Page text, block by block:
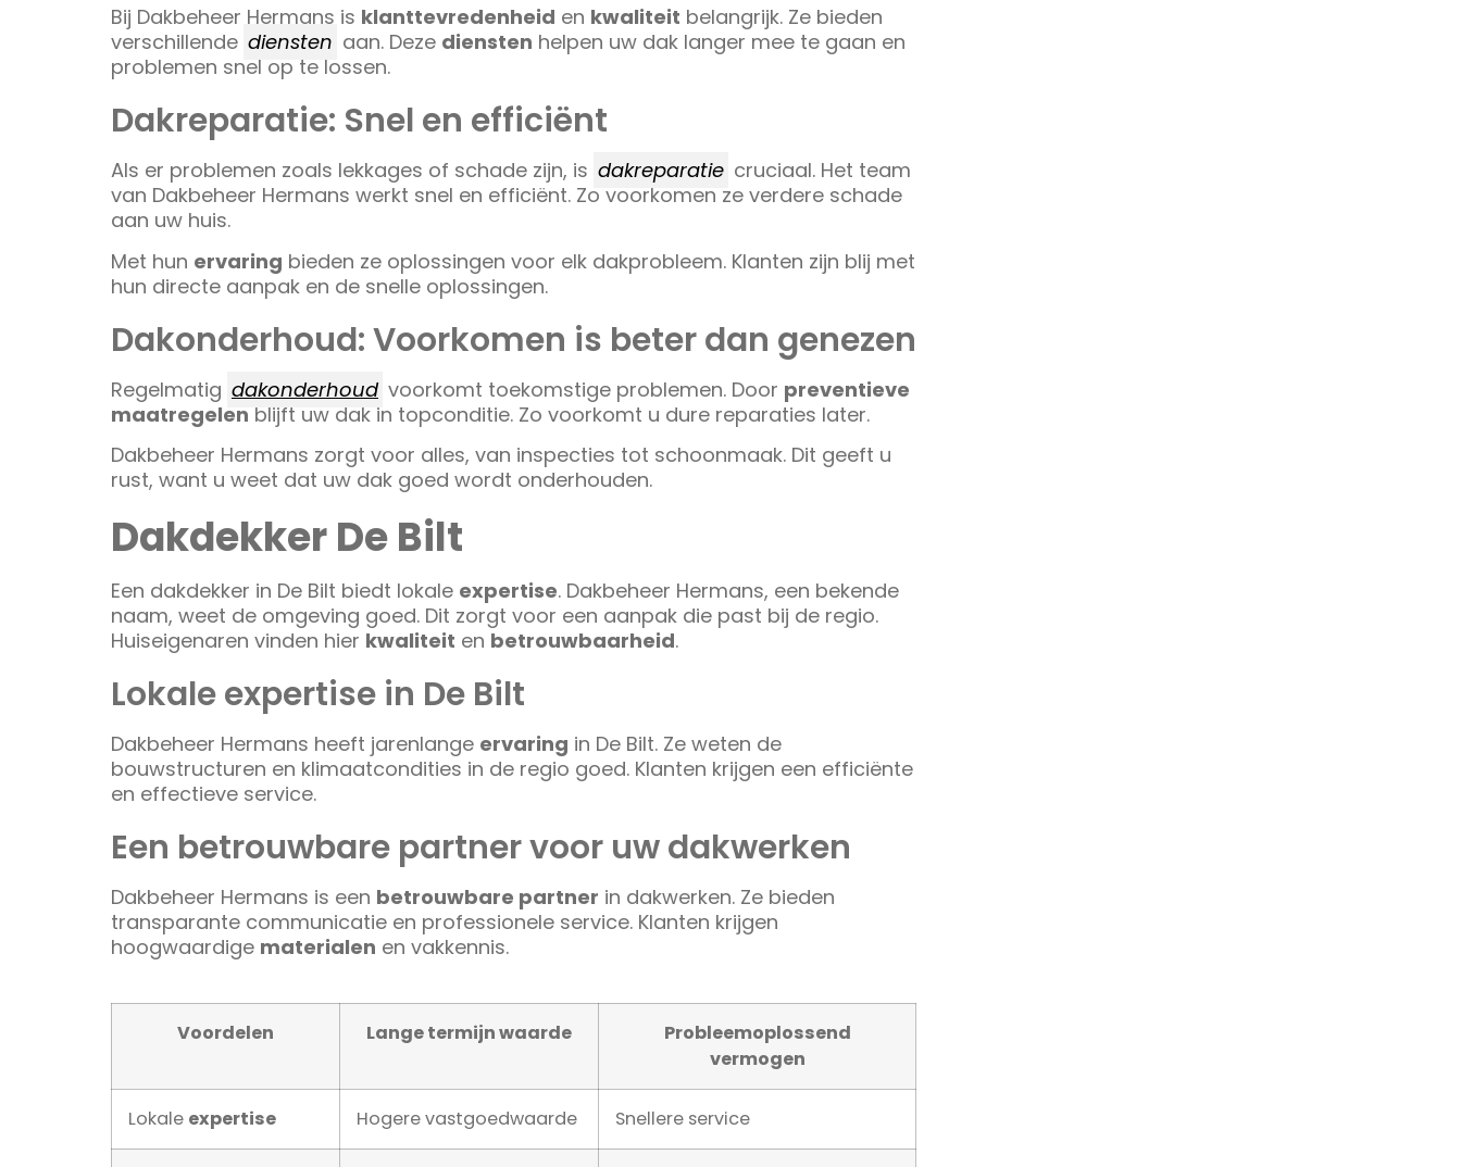
Bij Dakbeheer Hermans is klanttevredenheid en kwaliteit belangrijk. Ze bieden
verschillende diensten aan. Deze diensten helpen uw dak langer mee te gaan en
problemen snel op te lossen.
Dakreparatie: Snel en efficiënt
Als er problemen zoals lekkages of schade zijn, is dakreparatie cruciaal. Het team
van Dakbeheer Hermans werkt snel en efficiënt. Zo voorkomen ze verdere schade
aan uw huis.
Met hun ervaring bieden ze oplossingen voor elk dakprobleem. Klanten zijn blij met
hun directe aanpak en de snelle oplossingen.
Dakonderhoud: Voorkomen is beter dan genezen
Regelmatig dakonderhoud voorkomt toekomstige problemen. Door preventieve
maatregelen blijft uw dak in topconditie. Zo voorkomt u dure reparaties later.
Dakbeheer Hermans zorgt voor alles, van inspecties tot schoonmaak. Dit geeft u
rust, want u weet dat uw dak goed wordt onderhouden.
Dakdekker De Bilt
Een dakdekker in De Bilt biedt lokale expertise. Dakbeheer Hermans, een bekende
naam, weet de omgeving goed. Dit zorgt voor een aanpak die past bij de regio.
Huiseigenaren vinden hier kwaliteit en betrouwbaarheid.
Lokale expertise in De Bilt
Dakbeheer Hermans heeft jarenlange ervaring in De Bilt. Ze weten de
bouwstructuren en klimaatcondities in de regio goed. Klanten krijgen een efficiënte
en effectieve service.
Een betrouwbare partner voor uw dakwerken
Dakbeheer Hermans is een betrouwbare partner in dakwerken. Ze bieden
transparante communicatie en professionele service. Klanten krijgen
hoogwaardige materialen en vakkennis.
Voordelen Lange termijn waarde
Probleemoplossend
vermogen
Lokale expertise Hogere vastgoedwaarde Snellere service